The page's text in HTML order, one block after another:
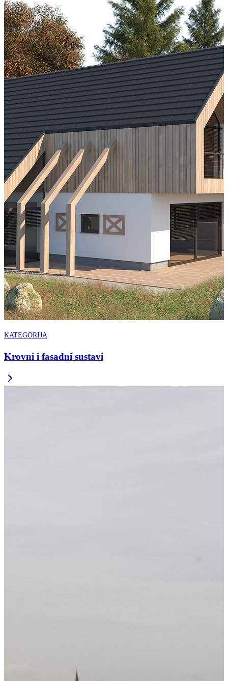
KATEGORIJA
Krovni i fasadni sustavi